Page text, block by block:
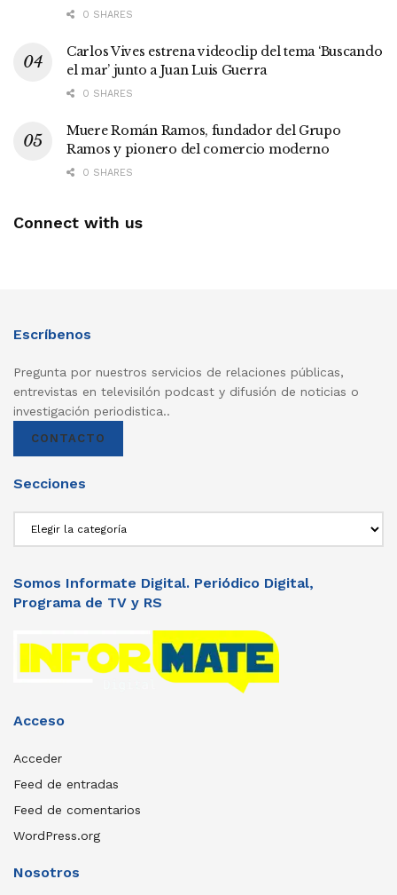
0 SHARES
Carlos Vives estrena videoclip del tema ‘Buscando
el mar’ junto a Juan Luis Guerra
0 SHARES
Muere Román Ramos, fundador del Grupo
Ramos y pionero del comercio moderno
0 SHARES
Connect with us
Escríbenos
Pregunta por nuestros servicios de relaciones públicas,
entrevistas en televisilón podcast y difusión de noticias o
investigación periodistica..
CONTACTO
Secciones
Somos Informate Digital. Periódico Digital,
Programa de TV y RS
Acceso
Acceder
Feed de entradas
Feed de comentarios
WordPress.org
Nosotros